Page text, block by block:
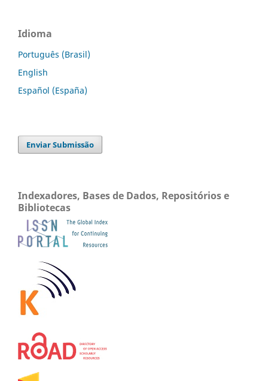
Idioma
Português (Brasil)
English
Español (España)
Enviar Submissão
Indexadores, Bases de Dados, Repositórios e
Bibliotecas